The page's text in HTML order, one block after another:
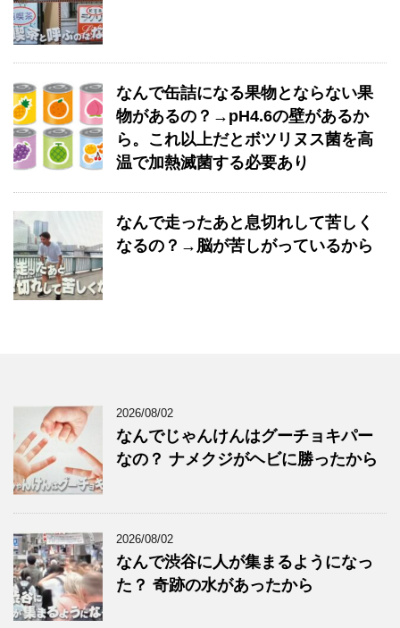
なんで缶詰になる果物とならない果
物があるの？→pH4.6の壁があるか
ら。これ以上だとボツリヌス菌を高
温で加熱滅菌する必要あり
なんで走ったあと息切れして苦しく
なるの？→脳が苦しがっているから
2026/08/02
なんでじゃんけんはグーチョキパー
なの？ ナメクジがヘビに勝ったから
2026/08/02
なんで渋谷に人が集まるようになっ
た？ 奇跡の水があったから